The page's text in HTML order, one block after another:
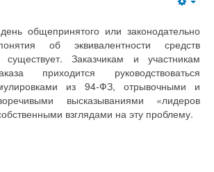
общепринятого или законодательно
об эквивалентности средств
Заказчикам и участникам
приходится руководствоваться
из 94-ФЗ, отрывочными и
высказываниями «лидеров
взглядами на эту проблему.